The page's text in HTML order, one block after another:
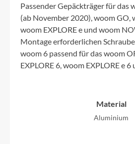
Passender Gepäckträger für das
(ab November 2020), woom GO,
woom EXPLORE e und woom
Montage erforderlichen
woom 6 passend für das woom
EXPLORE 6, woom EXPLORE e
Material
Aluminium